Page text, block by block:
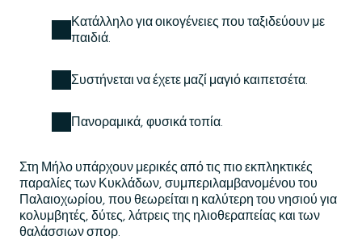
Κατάλληλο για οικογένειες που ταξιδεύουν με
παιδιά.
Συστήνεται να έχετε μαζί μαγιό καιπετσέτα.
Πανοραμικά, φυσικά τοπία.
Στη Μήλο υπάρχουν μερικές από τις πιο εκπληκτικές
παραλίες των Κυκλάδων, συμπεριλαμβανομένου του
Παλαιοχωρίου, που θεωρείται η καλύτερη του νησιού για
κολυμβητές, δύτες, λάτρεις της ηλιοθεραπείας και των
θαλάσσιων σπορ.